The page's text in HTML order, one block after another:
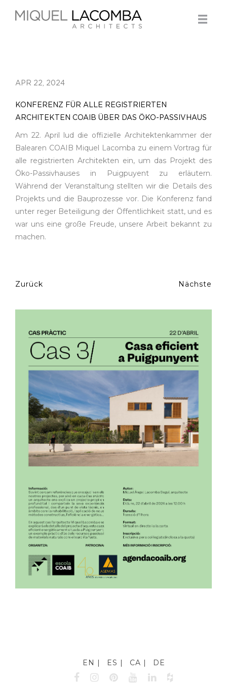
APR 22, 2024
KONFERENZ FÜR ALLE REGISTRIERTEN
ARCHITEKTEN COAIB ÜBER DAS ÖKO-PASSIVHAUS
Am 22. April lud die offizielle Architektenkammer der
Balearen COAIB Miquel Lacomba zu einem Vortrag für
alle registrierten Architekten ein, um das Projekt des
Öko-Passivhauses in Puigpuyent zu erläutern.
Während der Veranstaltung stellten wir die Details des
Projekts und die Bauprozesse vor. Die Konferenz fand
unter reger Beteiligung der Öffentlichkeit statt, und es
war uns eine große Freude, unsere Arbeit bekannt zu
machen.
Zurück Nächste
EN ES CA DE